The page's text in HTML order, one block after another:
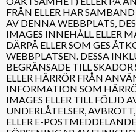
FRÅN ELLER HAR
AV DENNA WEBBPLATS,
IMAGES INNEHÅLL ELLER
DÄRPÅ ELLER SOM GES
WEBBPLATSEN. DESSA
BEGRÄNSADE TILL
ELLER HÄRRÖR FRÅN
INFORMATION SOM
IMAGES ELLER TILL FÖLJD
UNDERLÅTELSER,
ELLER E-